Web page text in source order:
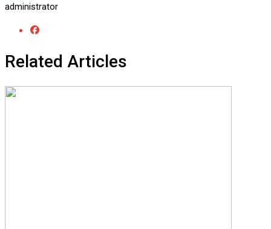
administrator
Related Articles